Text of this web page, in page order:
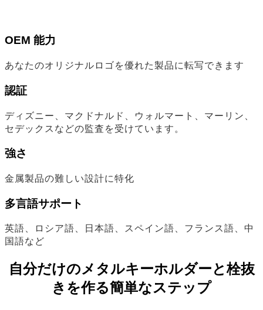
OEM 能力
あなたのオリジナルロゴを優れた製品に転写できます
認証
ディズニー、マクドナルド、ウォルマート、マーリン、
セデックスなどの監査を受けています。
強さ
金属製品の難しい設計に特化
多言語サポート
英語、ロシア語、日本語、スペイン語、フランス語、中
国語など
自分だけのメタルキーホルダーと栓抜
きを作る簡単なステップ